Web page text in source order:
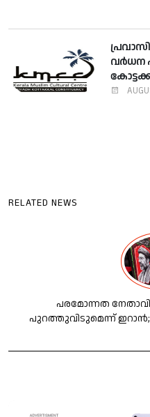
വര്‍ധന
RELATED NEWS
പരമോന്നത
പുറത്തുവിടുമെന്ന്